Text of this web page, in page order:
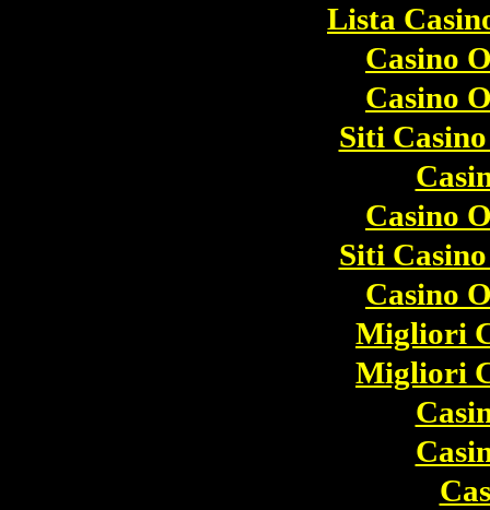
Lista
Casino
Casino
Siti
Casino
Siti
Casino
Migliori
Migliori